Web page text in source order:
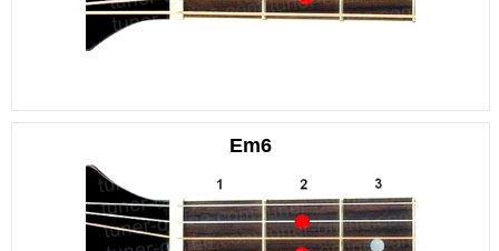
Em6